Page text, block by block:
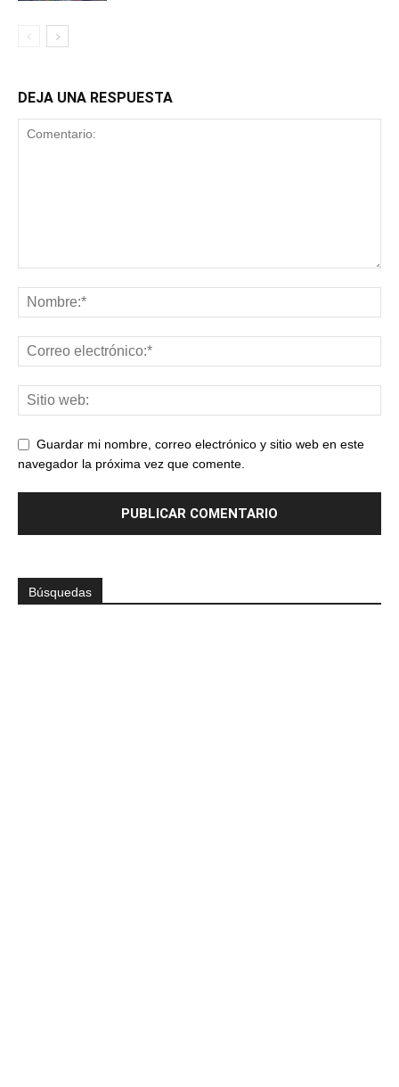
DEJA UNA RESPUESTA
Guardar mi nombre, correo electrónico y sitio web en este
navegador la próxima vez que comente.
Búsquedas